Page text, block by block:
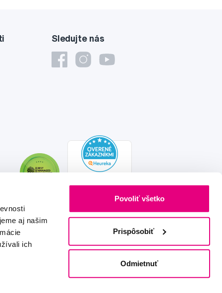
aj našim
ich
Povoliť všetko
Prispôsobiť
Odmietnuť
Sledujte nás